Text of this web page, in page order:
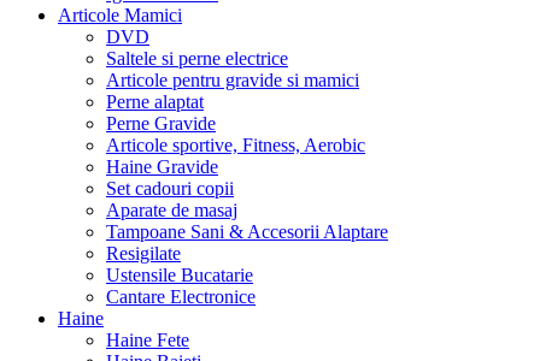
Articole Mamici
DVD
Saltele si perne electrice
Articole pentru gravide si mamici
Perne alaptat
Perne Gravide
Articole sportive, Fitness, Aerobic
Haine Gravide
Set cadouri copii
Aparate de masaj
Tampoane Sani & Accesorii Alaptare
Resigilate
Ustensile Bucatarie
Cantare Electronice
Haine
Haine Fete